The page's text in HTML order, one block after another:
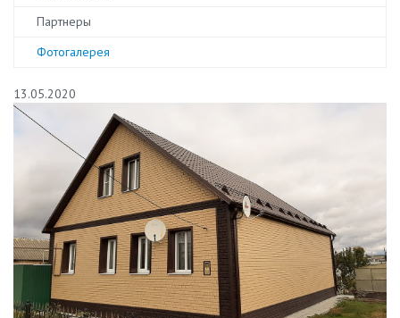
Партнеры
Фотогалерея
13.05.2020